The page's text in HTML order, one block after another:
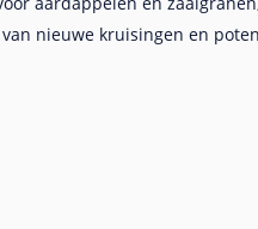
nieuwe kruisingen en